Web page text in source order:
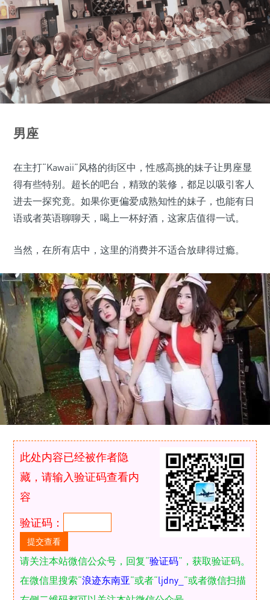
男座
在主打“Kawaii”风格的街区中，性感高挑的妹子让男座显
得有些特别。超长的吧台，精致的装修，都足以吸引客人
进去一探究竟。如果你更偏爱成熟知性的妹子，也能有日
语或者英语聊聊天，喝上一杯好酒，这家店值得一试。
当然，在所有店中，这里的消费并不适合放肆得过瘾。
此处内容已经被作者隐
藏，请输入验证码查看内
容
验证码：
请关注本站微信公众号，回复“验证码”，获取验证码。
在微信里搜索“浪迹东南亚”或者“ljdny_ ”或者微信扫描